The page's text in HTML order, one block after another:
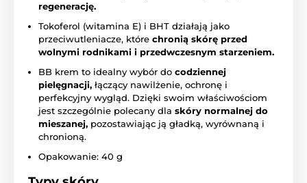
regenerację.
Tokoferol (witamina E) i BHT działają jako
przeciwutleniacze, które chronią skórę przed
wolnymi rodnikami i przedwczesnym starzeniem.
BB krem to idealny wybór do codziennej
pielęgnacji, łączący nawilżenie, ochronę i
perfekcyjny wygląd. Dzięki swoim właściwościom
jest szczególnie polecany dla skóry normalnej do
mieszanej, pozostawiając ją gładką, wyrównaną i
chronioną.
Opakowanie: 40 g